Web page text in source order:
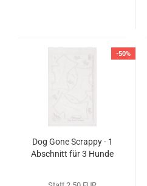
-50%
Dog Gone Scrappy - 1
Abschnitt für 3 Hunde